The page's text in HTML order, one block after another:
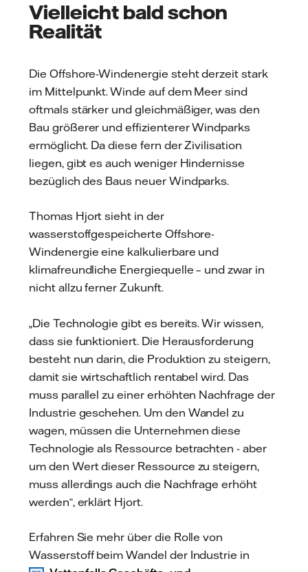
Vielleicht bald schon
Realität
Die Offshore-Windenergie steht derzeit stark
im Mittelpunkt. Winde auf dem Meer sind
oftmals stärker und gleichmäßiger, was den
Bau größerer und effizienterer Windparks
ermöglicht. Da diese fern der Zivilisation
liegen, gibt es auch weniger Hindernisse
bezüglich des Baus neuer Windparks.
Thomas Hjort sieht in der
wasserstoffgespeicherte Offshore-
Windenergie eine kalkulierbare und
klimafreundliche Energiequelle – und zwar in
nicht allzu ferner Zukunft.
„Die Technologie gibt es bereits. Wir wissen,
dass sie funktioniert. Die Herausforderung
besteht nun darin, die Produktion zu steigern,
damit sie wirtschaftlich rentabel wird. Das
muss parallel zu einer erhöhten Nachfrage der
Industrie geschehen. Um den Wandel zu
wagen, müssen die Unternehmen diese
Technologie als Ressource betrachten - aber
um den Wert dieser Ressource zu steigern,
muss allerdings auch die Nachfrage erhöht
werden“, erklärt Hjort.
Erfahren Sie mehr über die Rolle von
Wasserstoff beim Wandel der Industrie in